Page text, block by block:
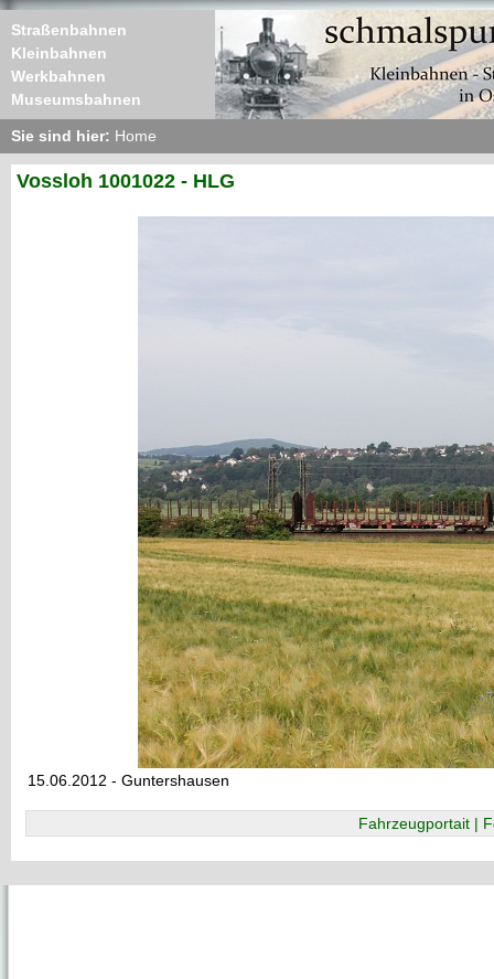
Straßenbahnen
Kleinbahnen
Werkbahnen
Museumsbahnen
Sie sind hier: Home
Vossloh 1001022 - HLG
15.06.2012 - Guntershausen
Fahrzeugportait |